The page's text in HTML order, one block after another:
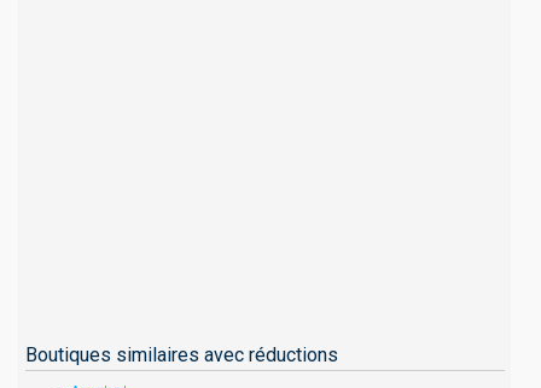
Boutiques similaires avec réductions